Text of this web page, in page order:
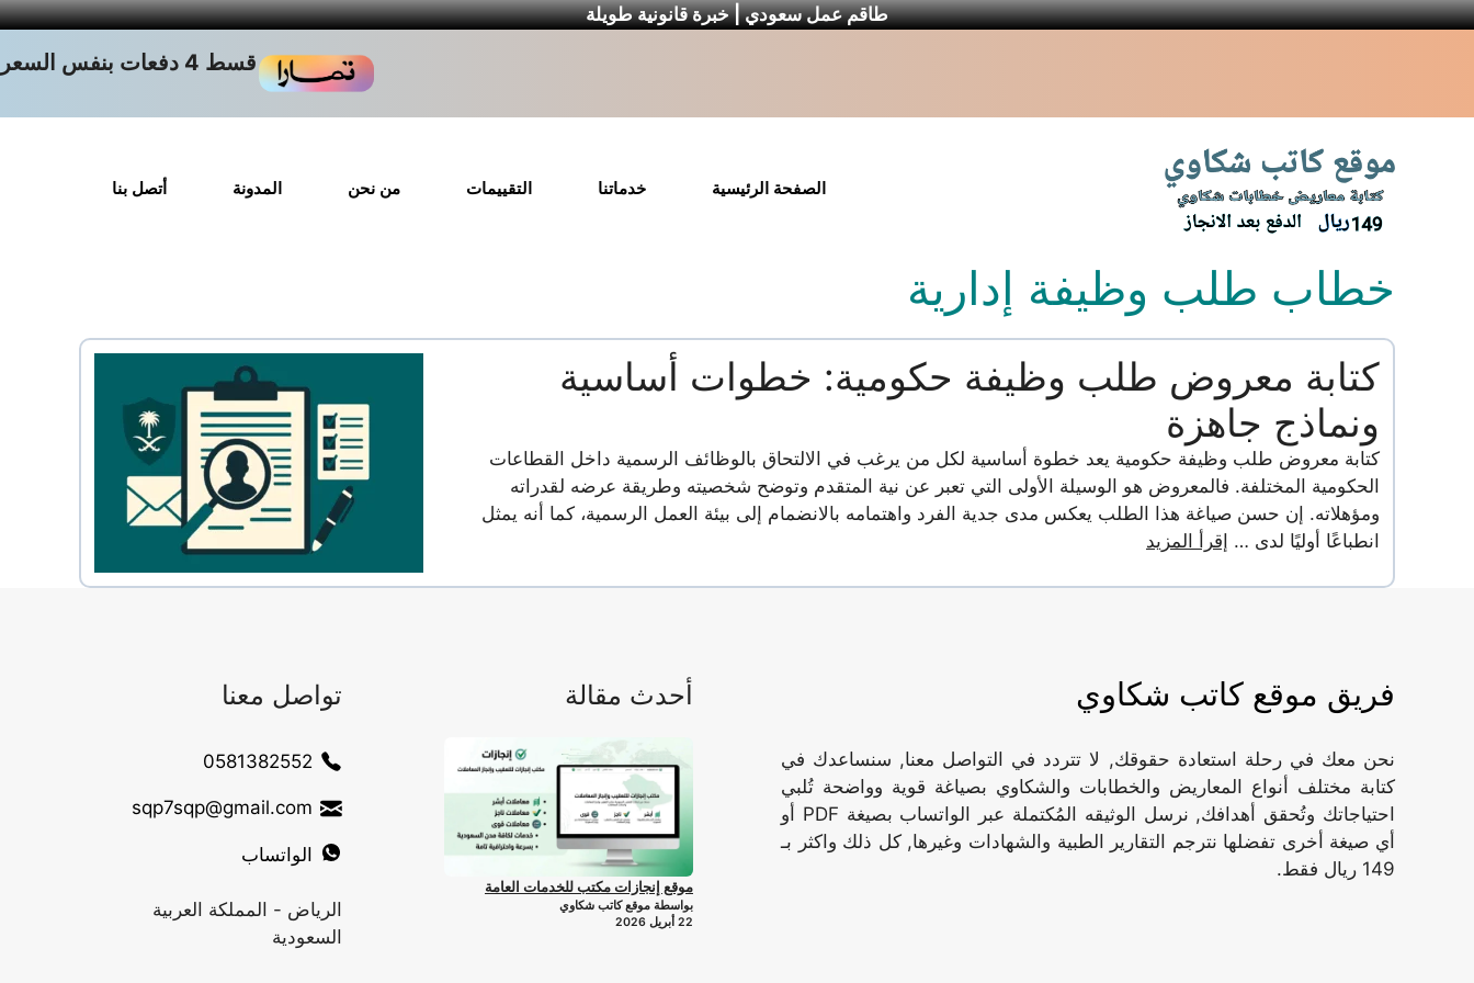
طاقم عمل سعودي | خبرة قانونية طويلة
قسط 4 دفعات بنفس السعر
الصفحة الرئيسية خدماتنا التقييمات من نحن المدونة أتصل بنا
خطاب طلب وظيفة إدارية
كتابة معروض طلب وظيفة حكومية: خطوات أساسية
ونماذج جاهزة
كتابة معروض طلب وظيفة حكومية يعد خطوة أساسية لكل من يرغب في الالتحاق بالوظائف الرسمية داخل القطاعات
الحكومية المختلفة. فالمعروض هو الوسيلة الأولى التي تعبر عن نية المتقدم وتوضح شخصيته وطريقة عرضه لقدراته
ومؤهلاته. إن حسن صياغة هذا الطلب يعكس مدى جدية الفرد واهتمامه بالانضمام إلى بيئة العمل الرسمية، كما أنه يمثل
انطباعًا أوليًا لدى … إقرأ المزيد
فريق موقع كاتب شكاوي
نحن معك في رحلة استعادة حقوقك, لا تتردد في التواصل معنا, سنساعدك في
كتابة مختلف أنواع المعاريض والخطابات والشكاوي بصياغة قوية وواضحة تُلبي
احتياجاتك وتُحقق أهدافك, نرسل الوثيقه المُكتملة عبر الواتساب بصيغة PDF أو
أي صيغة أخرى تفضلها نترجم التقارير الطبية والشهادات وغيرها, كل ذلك واكثر بـ
149 ريال فقط.
أحدث مقالة
موقع إنجازات مكتب للخدمات العامة
بواسطة موقع كاتب شكاوي
22 أبريل 2026
تواصل معنا
0581382552
sqp7sqp@gmail.com
الواتساب
الرياض - المملكة العربية
السعودية